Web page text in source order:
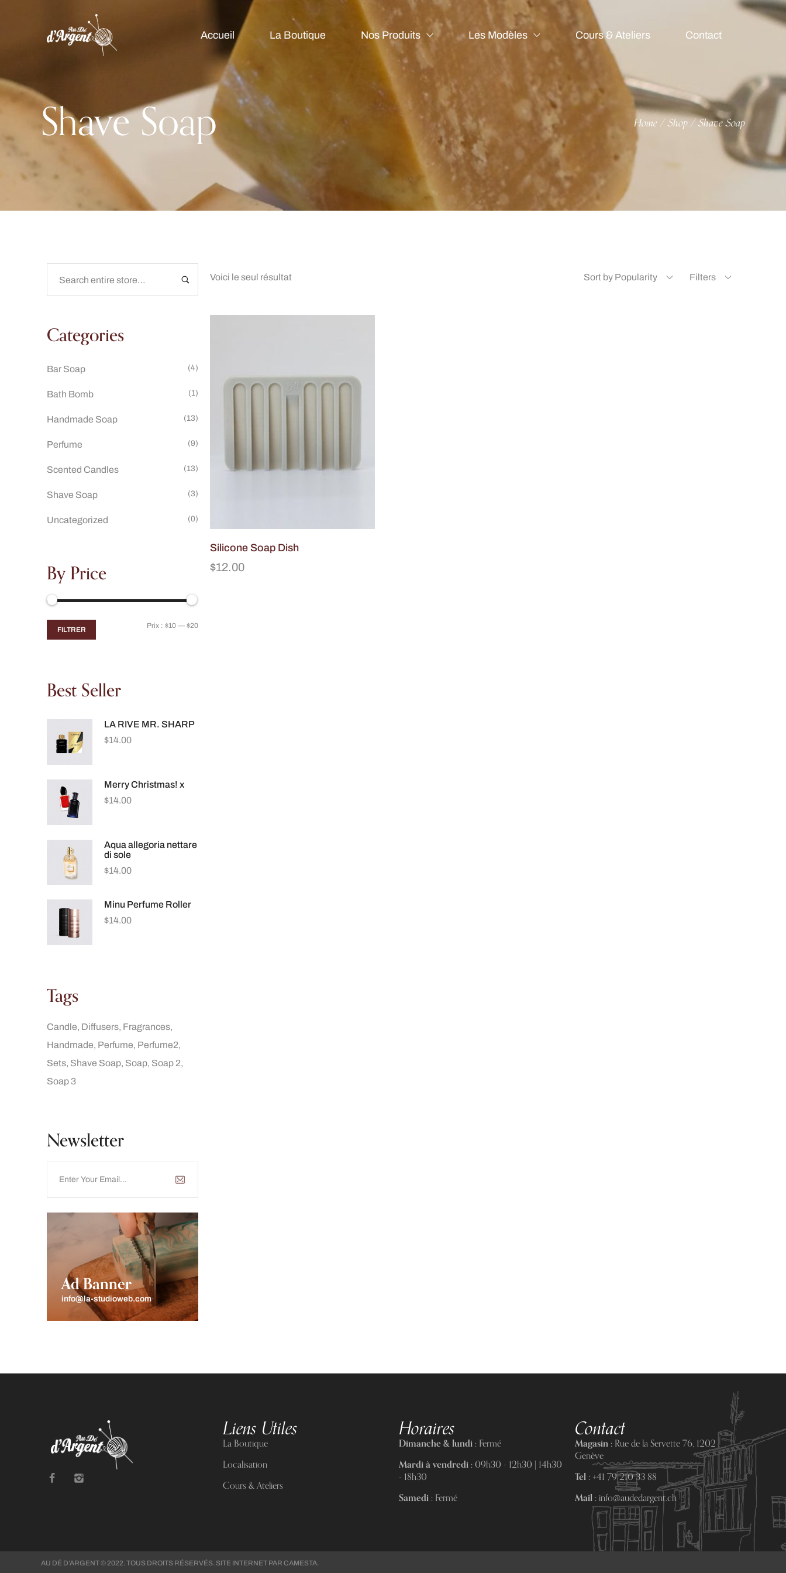
Accueil La Boutique Nos Produits Les Modèles Cours & Ateliers Contact
Shave Soap Home/Shop/Shave Soap
Categories
Bar Soap (4)
Bath Bomb (1)
Handmade Soap (13)
Perfume (9)
Scented Candles (13)
Shave Soap (3)
Uncategorized (0)
By Price
FILTRER Prix :$10 —$20
Best Seller
LA RIVE MR. SHARP
$14.00
Merry Christmas! x
$14.00
Aqua allegoria nettare
di sole
$14.00
Minu Perfume Roller
$14.00
Tags
Candle Diffusers Fragrances
Handmade Perfume Perfume2
Sets Shave Soap Soap Soap 2
Soap 3
Newsletter
Ad Banner
info@la-studioweb.com
Voici le seul résultat Sort by Popularity Filters
Silicone Soap Dish
$12.00
Liens Utiles
La Boutique
Localisation
Cours & Ateliers
Horaires
Dimanche & lundi :Fermé
Mardi à vendredi :09h30 - 12h30 | 14h30
- 18h30
Samedi :Fermé
Contact
Magasin :Rue de la Servette 76, 1202
Genève
Tel :+41 79 210 33 88
Mail :info@audedargent.ch
AU DÉ D’ARGENT © 2022. TOUS DROITS RÉSERVÉS. SITE INTERNET PAR CAMESTA.